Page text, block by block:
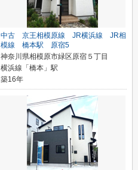
中古 京王相模原線 JR横浜線 JR相
模線 橋本駅 原宿5
神奈川県相模原市緑区原宿５丁目
横浜線「橋本」駅
築16年